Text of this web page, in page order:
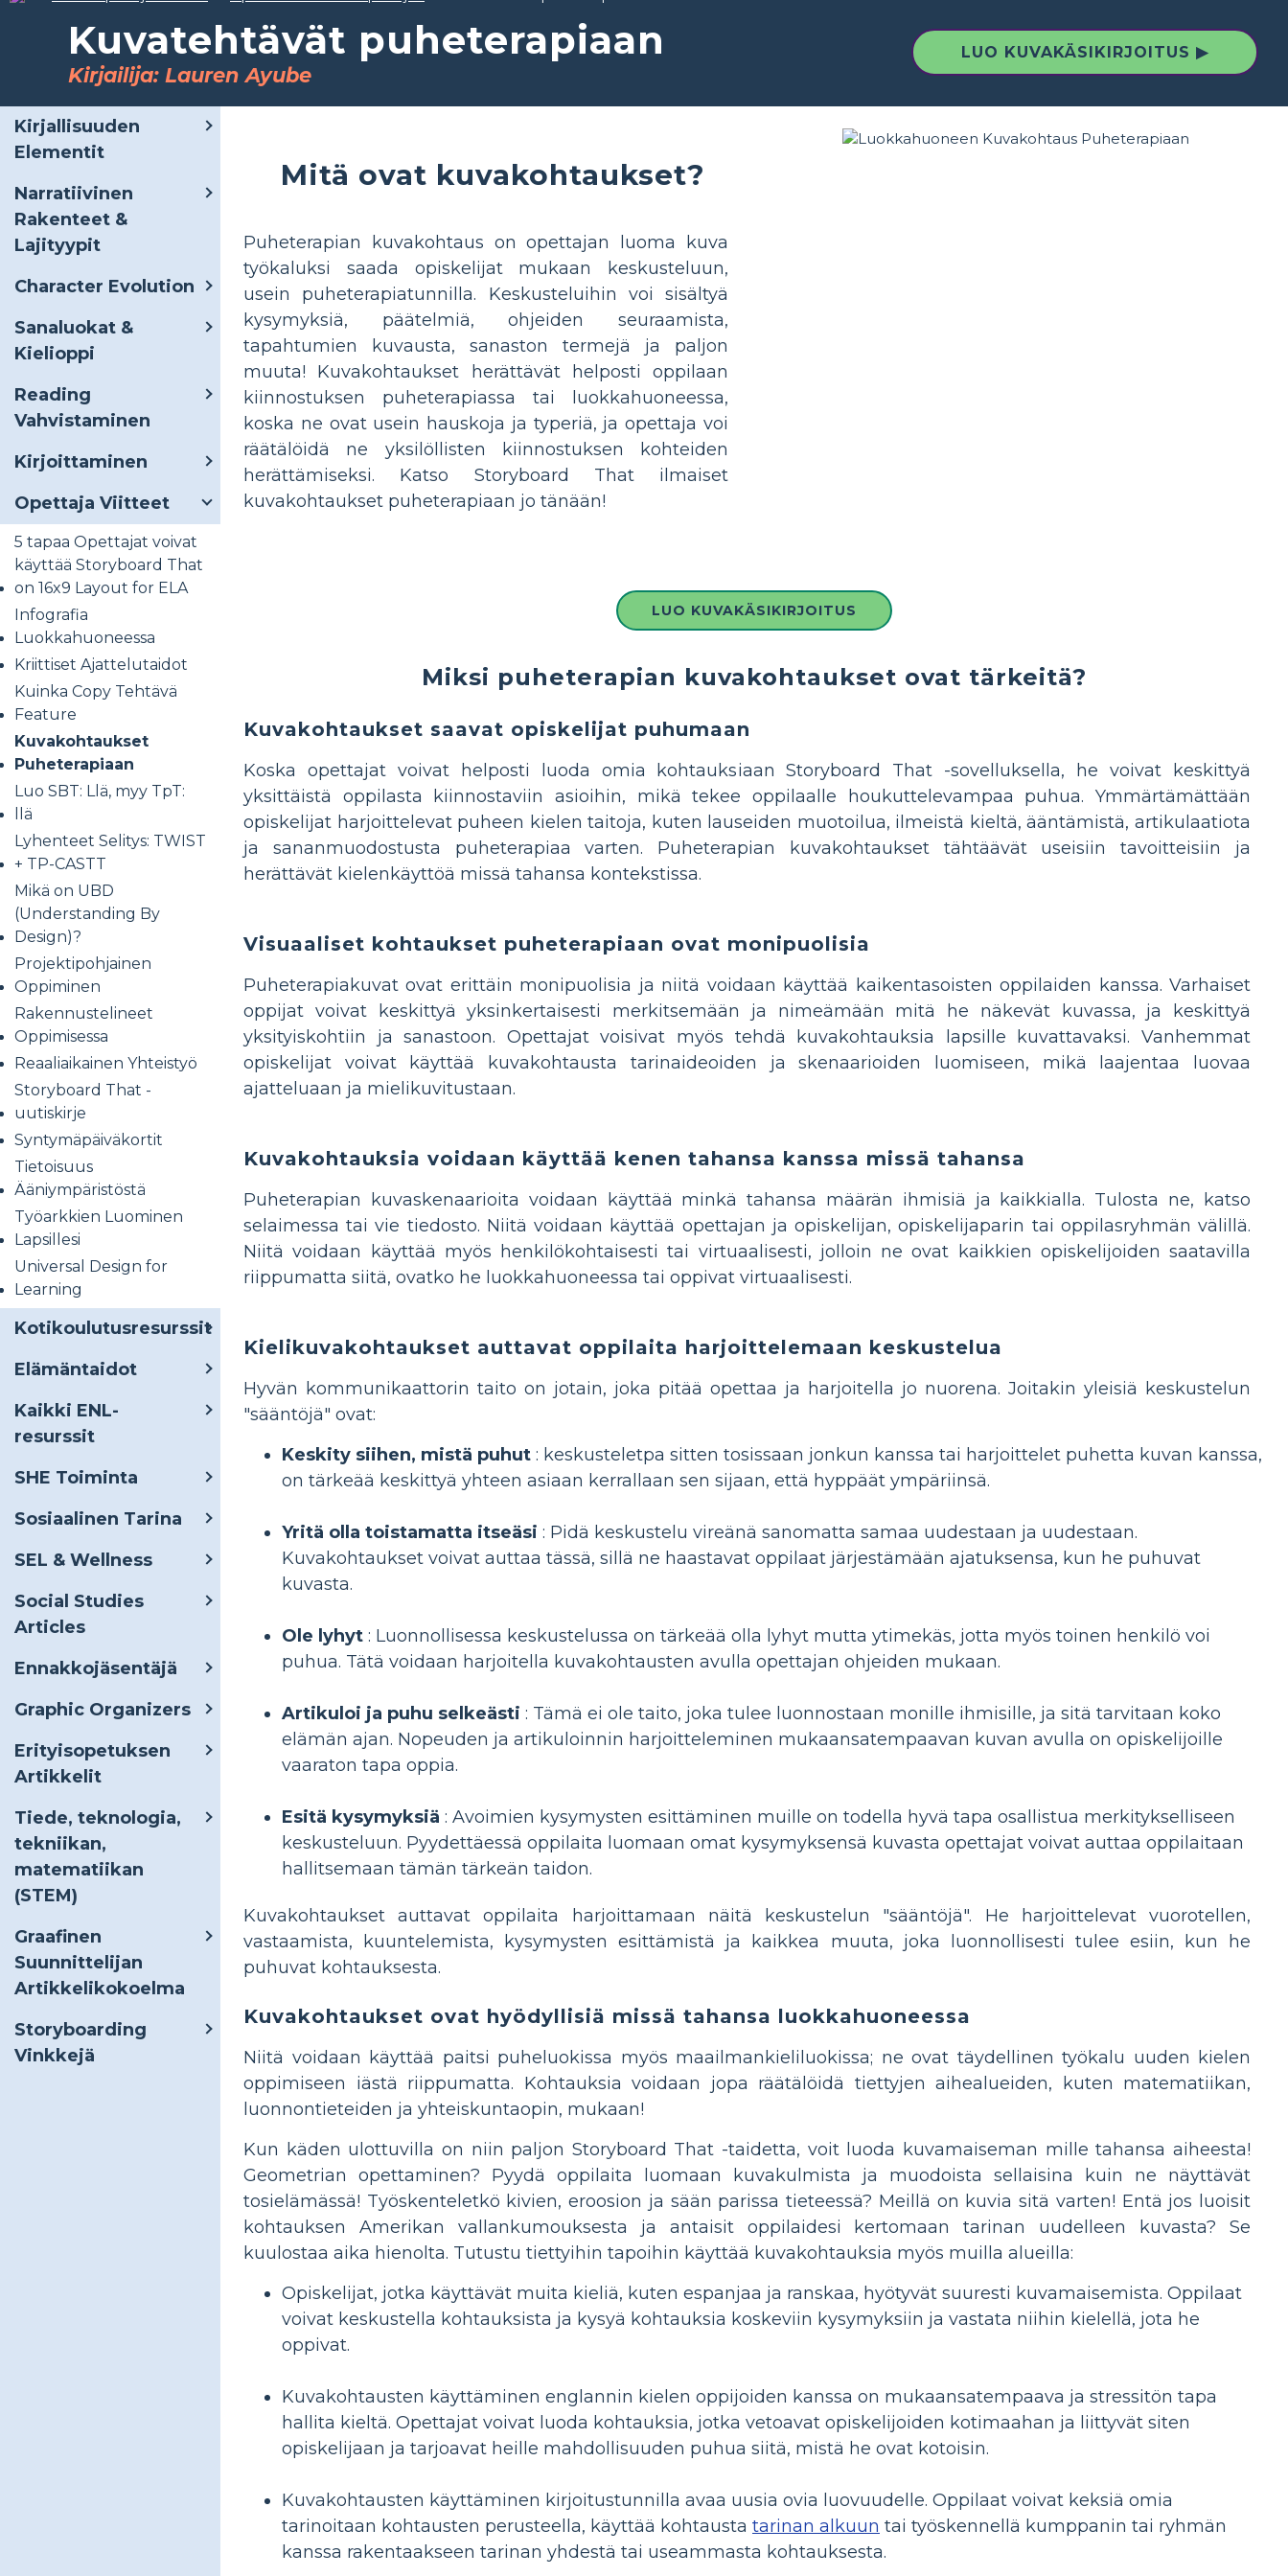
Kuvatehtävät puheterapiaan
Kirjailija: Lauren Ayube
LUO KUVAKÄSIKIRJOITUS ▶
Kirjallisuuden
Elementit
Narratiivinen
Rakenteet &
Lajityypit
Character Evolution
Sanaluokat &
Kielioppi
Reading
Vahvistaminen
Kirjoittaminen
Opettaja Viitteet
5 tapaa Opettajat voivat
käyttää Storyboard That
on 16x9 Layout for ELA
Infografia
Luokkahuoneessa
Kriittiset Ajattelutaidot
Kuinka Copy Tehtävä
Feature
Kuvakohtaukset
Puheterapiaan
Luo SBT: Llä, myy TpT:
llä
Lyhenteet Selitys: TWIST
+ TP-CASTT
Mikä on UBD
(Understanding By
Design)?
Projektipohjainen
Oppiminen
Rakennustelineet
Oppimisessa
Reaaliaikainen Yhteistyö
Storyboard That -
uutiskirje
Syntymäpäiväkortit
Tietoisuus
Ääniympäristöstä
Työarkkien Luominen
Lapsillesi
Universal Design for
Learning
Kotikoulutusresurssit
Elämäntaidot
Kaikki ENL-
resurssit
SHE Toiminta
Sosiaalinen Tarina
SEL & Wellness
Social Studies
Articles
Ennakkojäsentäjä
Graphic Organizers
Erityisopetuksen
Artikkelit
Tiede, teknologia,
tekniikan,
matematiikan
(STEM)
Graafinen
Suunnittelijan
Artikkelikokoelma
Storyboarding
Vinkkejä
Mitä ovat kuvakohtaukset?
Puheterapian kuvakohtaus on opettajan luoma kuva
työkaluksi saada opiskelijat mukaan keskusteluun,
usein puheterapiatunnilla. Keskusteluihin voi sisältyä
kysymyksiä, päätelmiä, ohjeiden seuraamista,
tapahtumien kuvausta, sanaston termejä ja paljon
muuta! Kuvakohtaukset herättävät helposti oppilaan
kiinnostuksen puheterapiassa tai luokkahuoneessa,
koska ne ovat usein hauskoja ja typeriä, ja opettaja voi
räätälöidä ne yksilöllisten kiinnostuksen kohteiden
herättämiseksi. Katso Storyboard That ilmaiset
kuvakohtaukset puheterapiaan jo tänään!
LUO KUVAKÄSIKIRJOITUS
Miksi puheterapian kuvakohtaukset ovat tärkeitä?
Kuvakohtaukset saavat opiskelijat puhumaan
Koska opettajat voivat helposti luoda omia kohtauksiaan Storyboard That -sovelluksella, he voivat keskittyä
yksittäistä oppilasta kiinnostaviin asioihin, mikä tekee oppilaalle houkuttelevampaa puhua. Ymmärtämättään
opiskelijat harjoittelevat puheen kielen taitoja, kuten lauseiden muotoilua, ilmeistä kieltä, ääntämistä, artikulaatiota
ja sananmuodostusta puheterapiaa varten. Puheterapian kuvakohtaukset tähtäävät useisiin tavoitteisiin ja
herättävät kielenkäyttöä missä tahansa kontekstissa.
Visuaaliset kohtaukset puheterapiaan ovat monipuolisia
Puheterapiakuvat ovat erittäin monipuolisia ja niitä voidaan käyttää kaikentasoisten oppilaiden kanssa. Varhaiset
oppijat voivat keskittyä yksinkertaisesti merkitsemään ja nimeämään mitä he näkevät kuvassa, ja keskittyä
yksityiskohtiin ja sanastoon. Opettajat voisivat myös tehdä kuvakohtauksia lapsille kuvattavaksi. Vanhemmat
opiskelijat voivat käyttää kuvakohtausta tarinaideoiden ja skenaarioiden luomiseen, mikä laajentaa luovaa
ajatteluaan ja mielikuvitustaan.
Kuvakohtauksia voidaan käyttää kenen tahansa kanssa missä tahansa
Puheterapian kuvaskenaarioita voidaan käyttää minkä tahansa määrän ihmisiä ja kaikkialla. Tulosta ne, katso
selaimessa tai vie tiedosto. Niitä voidaan käyttää opettajan ja opiskelijan, opiskelijaparin tai oppilasryhmän välillä.
Niitä voidaan käyttää myös henkilökohtaisesti tai virtuaalisesti, jolloin ne ovat kaikkien opiskelijoiden saatavilla
riippumatta siitä, ovatko he luokkahuoneessa tai oppivat virtuaalisesti.
Kielikuvakohtaukset auttavat oppilaita harjoittelemaan keskustelua
Hyvän kommunikaattorin taito on jotain, joka pitää opettaa ja harjoitella jo nuorena. Joitakin yleisiä keskustelun
"sääntöjä" ovat:
Keskity siihen, mistä puhut : keskusteletpa sitten tosissaan jonkun kanssa tai harjoittelet puhetta kuvan kanssa,
on tärkeää keskittyä yhteen asiaan kerrallaan sen sijaan, että hyppäät ympäriinsä.
Yritä olla toistamatta itseäsi : Pidä keskustelu vireänä sanomatta samaa uudestaan ​​ja uudestaan.
Kuvakohtaukset voivat auttaa tässä, sillä ne haastavat oppilaat järjestämään ajatuksensa, kun he puhuvat
kuvasta.
Ole lyhyt : Luonnollisessa keskustelussa on tärkeää olla lyhyt mutta ytimekäs, jotta myös toinen henkilö voi
puhua. Tätä voidaan harjoitella kuvakohtausten avulla opettajan ohjeiden mukaan.
Artikuloi ja puhu selkeästi : Tämä ei ole taito, joka tulee luonnostaan ​​monille ihmisille, ja sitä tarvitaan koko
elämän ajan. Nopeuden ja artikuloinnin harjoitteleminen mukaansatempaavan kuvan avulla on opiskelijoille
vaaraton tapa oppia.
Esitä kysymyksiä : Avoimien kysymysten esittäminen muille on todella hyvä tapa osallistua merkitykselliseen
keskusteluun. Pyydettäessä oppilaita luomaan omat kysymyksensä kuvasta opettajat voivat auttaa oppilaitaan
hallitsemaan tämän tärkeän taidon.
Kuvakohtaukset auttavat oppilaita harjoittamaan näitä keskustelun "sääntöjä". He harjoittelevat vuorotellen,
vastaamista, kuuntelemista, kysymysten esittämistä ja kaikkea muuta, joka luonnollisesti tulee esiin, kun he
puhuvat kohtauksesta.
Kuvakohtaukset ovat hyödyllisiä missä tahansa luokkahuoneessa
Niitä voidaan käyttää paitsi puheluokissa myös maailmankieliluokissa; ne ovat täydellinen työkalu uuden kielen
oppimiseen iästä riippumatta. Kohtauksia voidaan jopa räätälöidä tiettyjen aihealueiden, kuten matematiikan,
luonnontieteiden ja yhteiskuntaopin, mukaan!
Kun käden ulottuvilla on niin paljon Storyboard That -taidetta, voit luoda kuvamaiseman mille tahansa aiheesta!
Geometrian opettaminen? Pyydä oppilaita luomaan kuvakulmista ja muodoista sellaisina kuin ne näyttävät
tosielämässä! Työskenteletkö kivien, eroosion ja sään parissa tieteessä? Meillä on kuvia sitä varten! Entä jos luoisit
kohtauksen Amerikan vallankumouksesta ja antaisit oppilaidesi kertomaan tarinan uudelleen kuvasta? Se
kuulostaa aika hienolta. Tutustu tiettyihin tapoihin käyttää kuvakohtauksia myös muilla alueilla:
Opiskelijat, jotka käyttävät muita kieliä, kuten espanjaa ja ranskaa, hyötyvät suuresti kuvamaisemista. Oppilaat
voivat keskustella kohtauksista ja kysyä kohtauksia koskeviin kysymyksiin ja vastata niihin kielellä, jota he
oppivat.
Kuvakohtausten käyttäminen englannin kielen oppijoiden kanssa on mukaansatempaava ja stressitön tapa
hallita kieltä. Opettajat voivat luoda kohtauksia, jotka vetoavat opiskelijoiden kotimaahan ja liittyvät siten
opiskelijaan ja tarjoavat heille mahdollisuuden puhua siitä, mistä he ovat kotoisin.
Kuvakohtausten käyttäminen kirjoitustunnilla avaa uusia ovia luovuudelle. Oppilaat voivat keksiä omia
tarinoitaan kohtausten perusteella, käyttää kohtausta tarinan alkuun tai työskennellä kumppanin tai ryhmän
kanssa rakentaakseen tarinan yhdestä tai useammasta kohtauksesta.